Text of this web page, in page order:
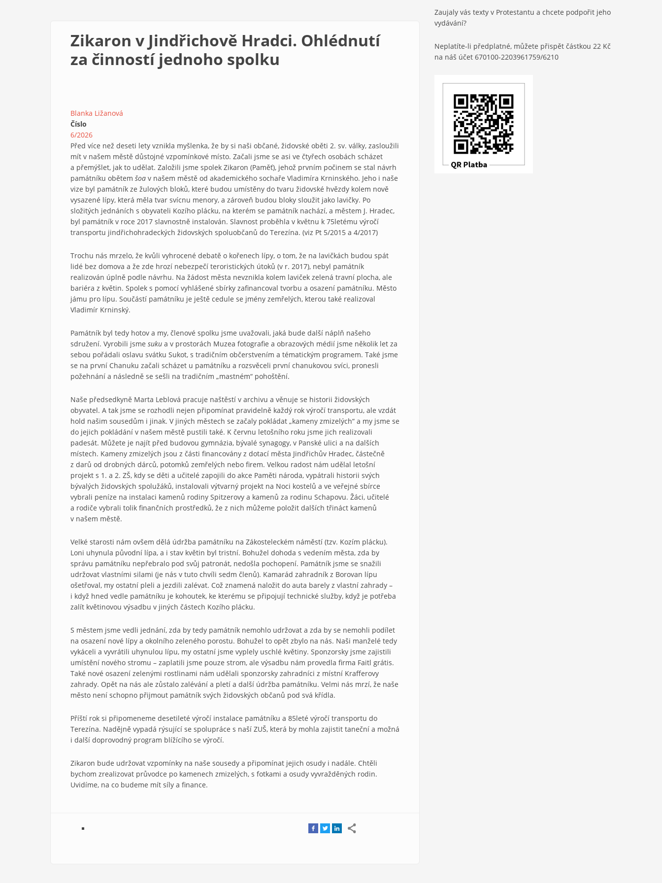
Zikaron v Jindřichově Hradci. Ohlédnutí
za činností jednoho spolku
Blanka Ližanová
Číslo
6/2026
Před více než deseti lety vznikla myšlenka, že by si naši občané, židovské oběti 2. sv. války, zasloužili
mít v našem městě důstojné vzpomínkové místo. Začali jsme se asi ve čtyřech osobách scházet
a přemýšlet, jak to udělat. Založili jsme spolek Zikaron (Paměť), jehož prvním počinem se stal návrh
památníku obětem šoa v našem městě od akademického sochaře Vladimíra Krninského. Jeho i naše
vize byl památník ze žulových bloků, které budou umístěny do tvaru židovské hvězdy kolem nově
vysazené lípy, která měla tvar svícnu menory, a zároveň budou bloky sloužit jako lavičky. Po
složitých jednáních s obyvateli Kozího plácku, na kterém se památník nachází, a městem J. Hradec,
byl památník v roce 2017 slavnostně instalován. Slavnost proběhla v květnu k 75letému výročí
transportu jindřichohradeckých židovských spoluobčanů do Terezína. (viz Pt 5/2015 a 4/2017)
Trochu nás mrzelo, že kvůli vyhrocené debatě o kořenech lípy, o tom, že na lavičkách budou spát
lidé bez domova a že zde hrozí nebezpečí teroristických útoků (v r. 2017), nebyl památník
realizován úplně podle návrhu. Na žádost města nevznikla kolem laviček zelená travní plocha, ale
bariéra z květin. Spolek s pomocí vyhlášené sbírky zafinancoval tvorbu a osazení památníku. Město
jámu pro lípu. Součástí památníku je ještě cedule se jmény zemřelých, kterou také realizoval
Vladimír Krninský.
Památník byl tedy hotov a my, členové spolku jsme uvažovali, jaká bude další náplň našeho
sdružení. Vyrobili jsme suku a v prostorách Muzea fotografie a obrazových médií jsme několik let za
sebou pořádali oslavu svátku Sukot, s tradičním občerstvením a tématickým programem. Také jsme
se na první Chanuku začali scházet u památníku a rozsvěceli první chanukovou svíci, pronesli
požehnání a následně se sešli na tradičním „mastném“ pohoštění.
Naše předsedkyně Marta Leblová pracuje naštěstí v archivu a věnuje se historii židovských
obyvatel. A tak jsme se rozhodli nejen připomínat pravidelně každý rok výročí transportu, ale vzdát
hold našim sousedům i jinak. V jiných městech se začaly pokládat „kameny zmizelých“ a my jsme se
do jejich pokládání v našem městě pustili také. K červnu letošního roku jsme jich realizovali
padesát. Můžete je najít před budovou gymnázia, bývalé synagogy, v Panské ulici a na dalších
místech. Kameny zmizelých jsou z části financovány z dotací města Jindřichův Hradec, částečně
z darů od drobných dárců, potomků zemřelých nebo firem. Velkou radost nám udělal letošní
projekt s 1. a 2. ZŠ, kdy se děti a učitelé zapojili do akce Paměti národa, vypátrali historii svých
bývalých židovských spolužáků, instalovali výtvarný projekt na Noci kostelů a ve veřejné sbírce
vybrali peníze na instalaci kamenů rodiny Spitzerovy a kamenů za rodinu Schapovu. Žáci, učitelé
a rodiče vybrali tolik finančních prostředků, že z nich můžeme položit dalších třináct kamenů
v našem městě.
Velké starosti nám ovšem dělá údržba památníku na Zákosteleckém náměstí (tzv. Kozím plácku).
Loni uhynula původní lípa, a i stav květin byl tristní. Bohužel dohoda s vedením města, zda by
správu památníku nepřebralo pod svůj patronát, nedošla pochopení. Památník jsme se snažili
udržovat vlastními silami (je nás v tuto chvíli sedm členů). Kamarád zahradník z Borovan lípu
ošetřoval, my ostatní pleli a jezdili zalévat. Což znamená naložit do auta barely z vlastní zahrady –
i když hned vedle památníku je kohoutek, ke kterému se připojují technické služby, když je potřeba
zalít květinovou výsadbu v jiných částech Kozího plácku.
S městem jsme vedli jednání, zda by tedy památník nemohlo udržovat a zda by se nemohli podílet
na osazení nové lípy a okolního zeleného porostu. Bohužel to opět zbylo na nás. Naši manželé tedy
vykáceli a vyvrátili uhynulou lípu, my ostatní jsme vyplely uschlé květiny. Sponzorsky jsme zajistili
umístění nového stromu – zaplatili jsme pouze strom, ale výsadbu nám provedla firma Faitl grátis.
Také nové osazení zelenými rostlinami nám udělali sponzorsky zahradníci z místní Krafferovy
zahrady. Opět na nás ale zůstalo zalévání a pletí a další údržba památníku. Velmi nás mrzí, že naše
město není schopno přijmout památník svých židovských občanů pod svá křídla.
Příští rok si připomeneme desetileté výročí instalace památníku a 85leté výročí transportu do
Terezína. Nadějně vypadá rýsující se spolupráce s naší ZUŠ, která by mohla zajistit taneční a možná
i další doprovodný program blížícího se výročí.
Zikaron bude udržovat vzpomínky na naše sousedy a připomínat jejich osudy i nadále. Chtěli
bychom zrealizovat průvodce po kamenech zmizelých, s fotkami a osudy vyvražděných rodin.
Uvidíme, na co budeme mít síly a finance.
Zaujaly vás texty v Protestantu a chcete podpořit jeho
vydávání?
Neplatíte-li předplatné, můžete přispět částkou 22 Kč
na náš účet 670100-2203961759/6210